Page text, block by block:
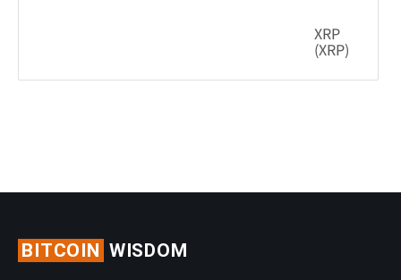
XRP
(XRP)
BITCOIN WISDOM